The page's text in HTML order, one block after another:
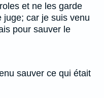
et ne les garde
juge; car je suis venu
pour sauver le
sauver ce qui était